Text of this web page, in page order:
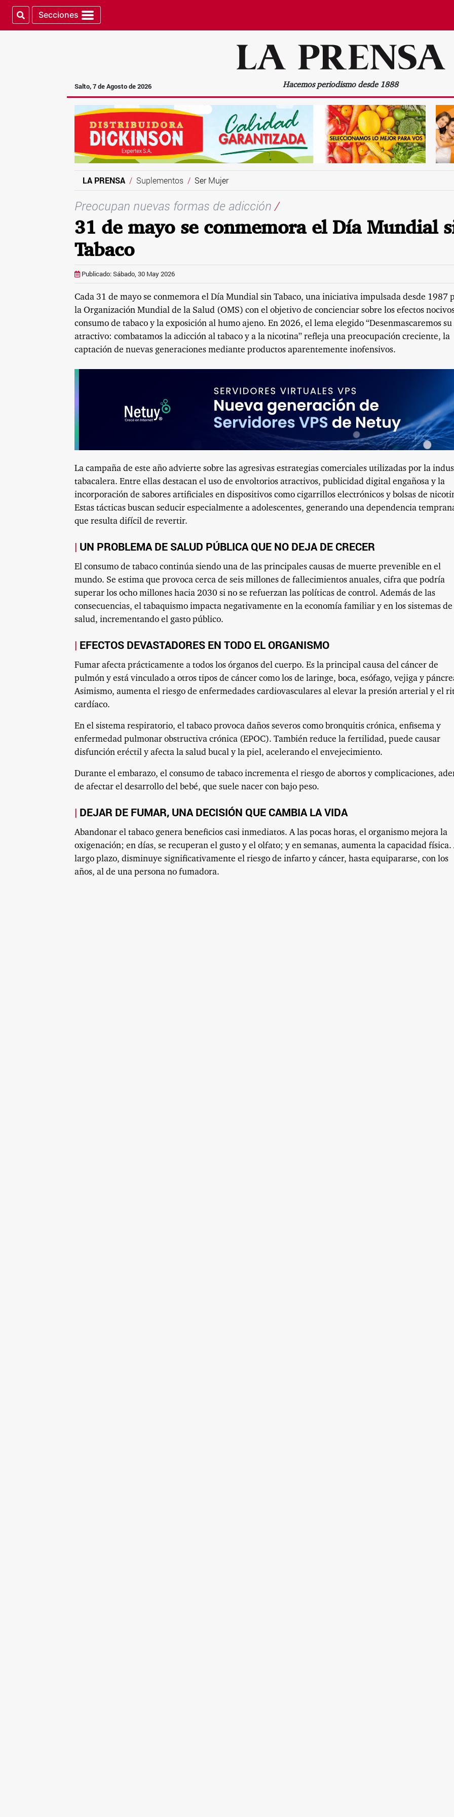
Secciones
Salto, 7 de Agosto de 2026 Hacemos periodismo desde 1888
LA PRENSA Suplementos Ser Mujer
Preocupan nuevas formas de adicción/
31 de mayo se conmemora el Día Mundial
Tabaco
Publicado: Sábado, 30 May 2026
Cada 31 de mayo se conmemora el Día Mundial sin Tabaco, una iniciativa impulsada desde 1987
la Organización Mundial de la Salud (OMS) con el objetivo de concienciar sobre los efectos
consumo de tabaco y la exposición al humo ajeno. En 2026, el lema elegido “Desenmascaremos su
atractivo: combatamos la adicción al tabaco y a la nicotina” refleja una preocupación creciente, la
captación de nuevas generaciones mediante productos aparentemente inofensivos.
La campaña de este año advierte sobre las agresivas estrategias comerciales utilizadas por la
tabacalera. Entre ellas destacan el uso de envoltorios atractivos, publicidad digital engañosa y la
incorporación de sabores artificiales en dispositivos como cigarrillos electrónicos y bolsas de
Estas tácticas buscan seducir especialmente a adolescentes, generando una dependencia
que resulta difícil de revertir.
UN PROBLEMA DE SALUD PÚBLICA QUE NO DEJA DE CRECER
El consumo de tabaco continúa siendo una de las principales causas de muerte prevenible en el
mundo. Se estima que provoca cerca de seis millones de fallecimientos anuales, cifra que podría
superar los ocho millones hacia 2030 si no se refuerzan las políticas de control. Además de las
consecuencias, el tabaquismo impacta negativamente en la economía familiar y en los sistemas de
salud, incrementando el gasto público.
EFECTOS DEVASTADORES EN TODO EL ORGANISMO
Fumar afecta prácticamente a todos los órganos del cuerpo. Es la principal causa del cáncer de
pulmón y está vinculado a otros tipos de cáncer como los de laringe, boca, esófago, vejiga y
Asimismo, aumenta el riesgo de enfermedades cardiovasculares al elevar la presión arterial y el
cardíaco.
En el sistema respiratorio, el tabaco provoca daños severos como bronquitis crónica, enfisema y
enfermedad pulmonar obstructiva crónica (EPOC). También reduce la fertilidad, puede causar
disfunción eréctil y afecta la salud bucal y la piel, acelerando el envejecimiento.
Durante el embarazo, el consumo de tabaco incrementa el riesgo de abortos y complicaciones,
de afectar el desarrollo del bebé, que suele nacer con bajo peso.
DEJAR DE FUMAR, UNA DECISIÓN QUE CAMBIA LA VIDA
Abandonar el tabaco genera beneficios casi inmediatos. A las pocas horas, el organismo mejora la
oxigenación; en días, se recuperan el gusto y el olfato; y en semanas, aumenta la capacidad física.
largo plazo, disminuye significativamente el riesgo de infarto y cáncer, hasta equipararse, con los
años, al de una persona no fumadora.